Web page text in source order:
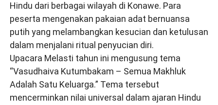
Hindu dari berbagai wilayah di Konawe. Para
peserta mengenakan pakaian adat bernuansa
putih yang melambangkan kesucian dan ketulusan
dalam menjalani ritual penyucian diri.
Upacara Melasti tahun ini mengusung tema
“Vasudhaiva Kutumbakam – Semua Makhluk
Adalah Satu Keluarga.” Tema tersebut
mencerminkan nilai universal dalam ajaran Hindu